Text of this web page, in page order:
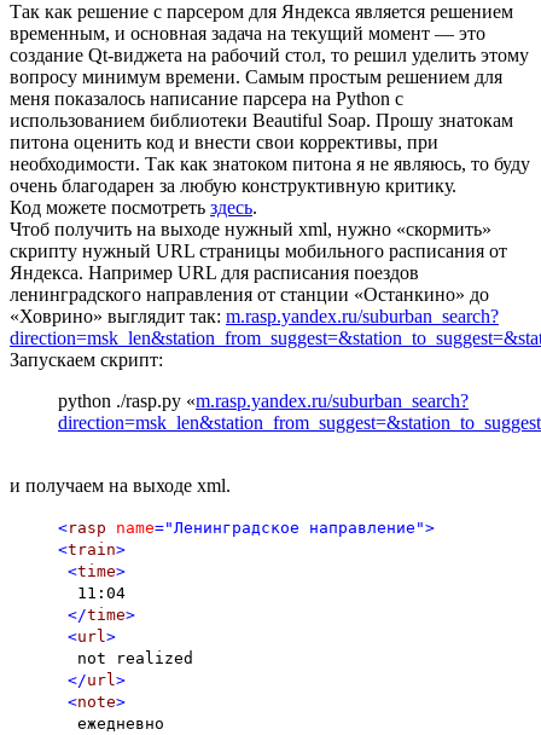
Так как решение с парсером для Яндекса является решением
временным, и основная задача на текущий момент — это
создание Qt-виджета на рабочий стол, то решил уделить этому
вопросу минимум времени. Самым простым решением для
меня показалось написание парсера на Python с
использованием библиотеки Beautiful Soap. Прошу знатокам
питона оценить код и внести свои коррективы, при
необходимости. Так как знатоком питона я не являюсь, то буду
очень благодарен за любую конструктивную критику.
Код можете посмотреть здесь.
Чтоб получить на выходе нужный xml, нужно «скормить»
скрипту нужный URL страницы мобильного расписания от
Яндекса. Например URL для расписания поездов
ленинградского направления от станции «Останкино» до
«Ховрино» выглядит так: m.rasp.yandex.ru/suburban_search?
Запускаем скрипт:
python ./rasp.py «m.rasp.yandex.ru/suburban_search?
и получаем на выходе xml.
<rasp name="Ленинградское направление">
<train>
<time>
11:04
</time>
<url>
not realized
</url>
<note>
ежедневно